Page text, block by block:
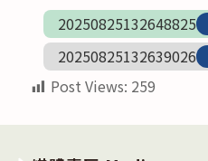
20250825132648825
20250825132639026
Post Views: 259